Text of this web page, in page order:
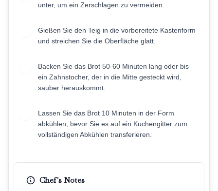
unter, um ein Zerschlagen zu vermeiden.
Gießen Sie den Teig in die vorbereitete Kastenform
und streichen Sie die Oberfläche glatt.
Backen Sie das Brot 50-60 Minuten lang oder bis
ein Zahnstocher, der in die Mitte gesteckt wird,
sauber herauskommt.
Lassen Sie das Brot 10 Minuten in der Form
abkühlen, bevor Sie es auf ein Kuchengitter zum
vollständigen Abkühlen transferieren.
Chef's Notes